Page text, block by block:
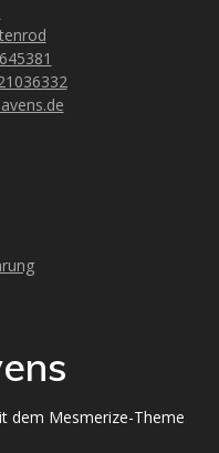
dem Mesmerize-Theme